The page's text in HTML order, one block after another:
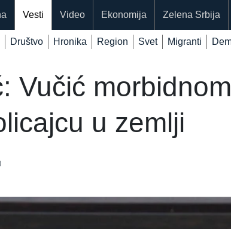
Vesti Video Ekonomija Zelena Srbija
Društvo Hronika Region Svet Migranti
Vučić
u zemlji